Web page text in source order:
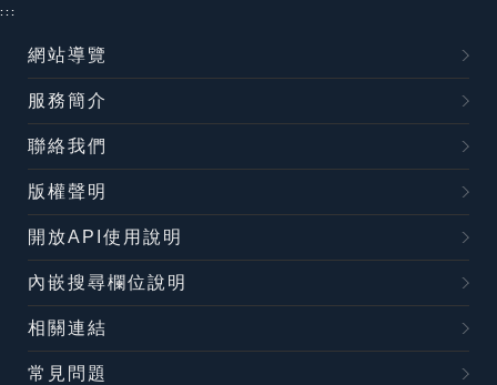
:::
網站導覽
服務簡介
聯絡我們
版權聲明
開放API使用說明
內嵌搜尋欄位說明
相關連結
常見問題